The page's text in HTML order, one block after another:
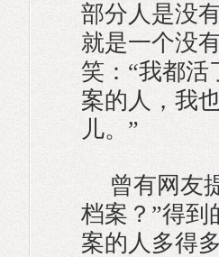
部分人是没
就是一个没
笑：“我都活
案的人，我
儿。”
曾有网友
档案？”得到
案的人多得